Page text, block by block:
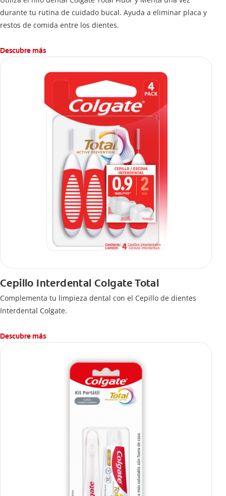
durante tu rutina de cuidado bucal. Ayuda a eliminar placa y
restos de comida entre los dientes.
Descubre más
Cepillo Interdental Colgate Total
Complementa tu limpieza dental con el Cepillo de dientes
Interdental Colgate.
Descubre más